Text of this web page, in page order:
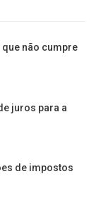
não cumpre
juros para a
de impostos